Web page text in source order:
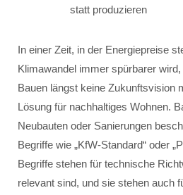
statt produzieren
In einer Zeit, in der Energiepreise
Klimawandel immer spürbarer
Bauen längst keine Zukunftsvision
Lösung für nachhaltiges Wohnen.
Neubauten oder Sanierungen
Begriffe wie „KfW-Standard“ oder
Begriffe stehen für technische
relevant sind, und sie stehen auch